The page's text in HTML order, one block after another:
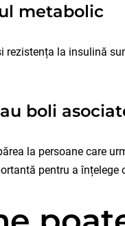
metabolic
rezistența la insulină
boli
la persoane care
pentru a înțelege